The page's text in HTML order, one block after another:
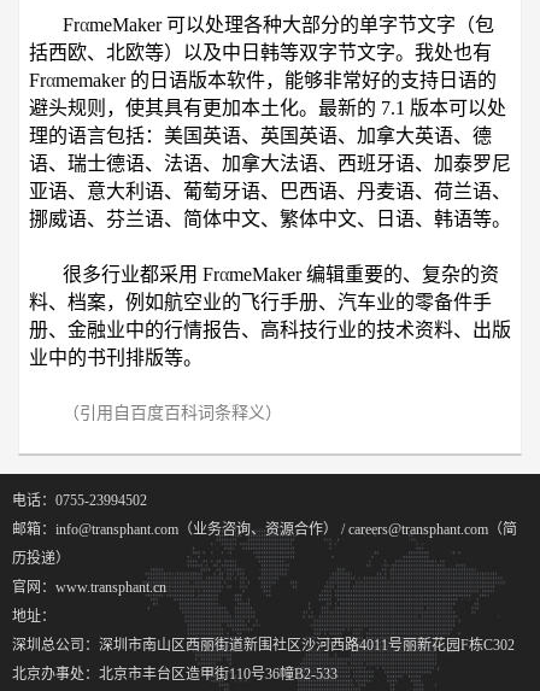
FrαmeMaker 可以处理各种大部分的单字节文字（包
括西欧、北欧等）以及中日韩等双字节文字。我处也有
Frαmemaker 的日语版本软件，能够非常好的支持日语的
避头规则，使其具有更加本土化。最新的 7.1 版本可以处
理的语言包括：美国英语、英国英语、加拿大英语、德
语、瑞士德语、法语、加拿大法语、西班牙语、加泰罗尼
亚语、意大利语、葡萄牙语、巴西语、丹麦语、荷兰语、
挪威语、芬兰语、简体中文、繁体中文、日语、韩语等。
很多行业都采用 FrαmeMaker 编辑重要的、复杂的资
料、档案，例如航空业的飞行手册、汽车业的零备件手
册、金融业中的行情报告、高科技行业的技术资料、出版
业中的书刊排版等。
（引用自百度百科词条释义）
电话：0755-23994502
邮箱：info@transphant.com（业务咨询、资源合作） / careers@transphant.com（简
历投递）
官网：www.transphant.cn
地址：
深圳总公司：深圳市南山区西丽街道新围社区沙河西路4011号丽新花园F栋C302
北京办事处：北京市丰台区造甲街110号36幢B2-533